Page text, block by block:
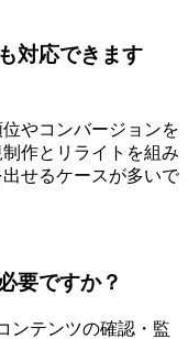
対応できます
やコンバージョンを
作とリライトを組み
せるケースが多いで
要ですか？
ンテンツの確認・監